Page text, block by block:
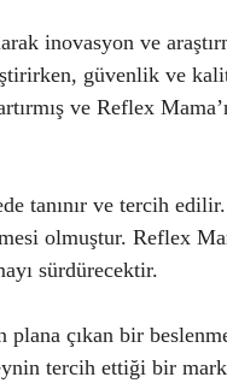
inovasyon ve
güvenlik ve
ve Reflex
tanınır ve tercih
olmuştur. Reflex
sürdürecektir.
çıkan bir
tercih ettiği bir